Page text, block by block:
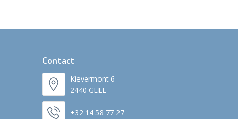
Contact
Kievermont 6
2440 GEEL
+32 14 58 77 27